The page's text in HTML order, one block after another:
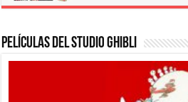
Películas del Studio Ghibli